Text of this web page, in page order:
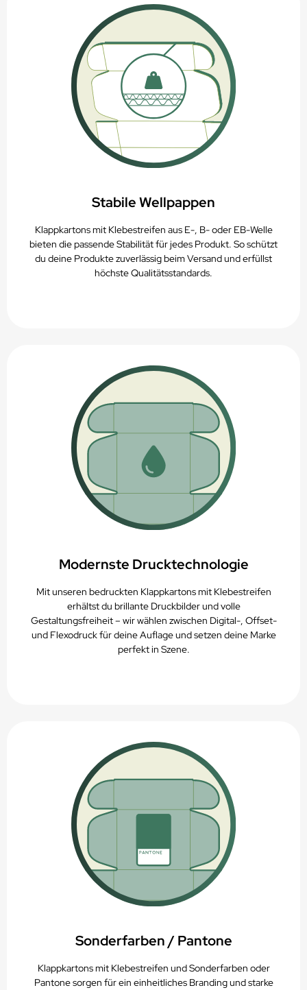
Stabile Wellpappen
Klappkartons mit Klebestreifen aus E-, B- oder EB-Welle
bieten die passende Stabilität für jedes Produkt. So schützt
du deine Produkte zuverlässig beim Versand und erfüllst
höchste Qualitätsstandards.
Modernste Drucktechnologie
Mit unseren bedruckten Klappkartons mit Klebestreifen
erhältst du brillante Druckbilder und volle
Gestaltungsfreiheit – wir wählen zwischen Digital-, Offset-
und Flexodruck für deine Auflage und setzen deine Marke
perfekt in Szene.
Sonderfarben / Pantone
Klappkartons mit Klebestreifen und Sonderfarben oder
Pantone sorgen für ein einheitliches Branding und starke